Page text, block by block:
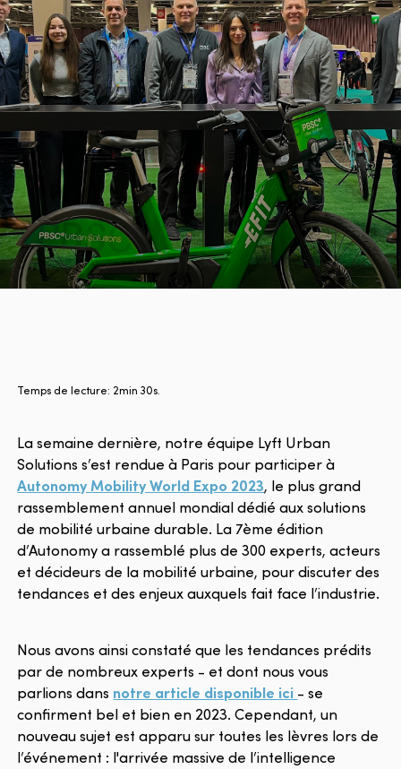
Temps de lecture: 2min 30s.
La semaine dernière, notre équipe Lyft Urban
Solutions s’est rendue à Paris pour participer à
Autonomy Mobility World Expo 2023, le plus grand
rassemblement annuel mondial dédié aux solutions
de mobilité urbaine durable. La 7ème édition
d’Autonomy a rassemblé plus de 300 experts, acteurs
et décideurs de la mobilité urbaine, pour discuter des
tendances et des enjeux auxquels fait face l’industrie.
Nous avons ainsi constaté que les tendances prédits
par de nombreux experts - et dont nous vous
parlions dans notre article disponible ici - se
confirment bel et bien en 2023. Cependant, un
nouveau sujet est apparu sur toutes les lèvres lors de
l’événement : l'arrivée massive de l’intelligence